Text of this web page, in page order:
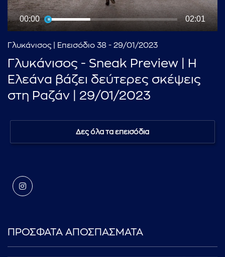
00:00 02:01
Γλυκάνισος | Επεισόδιο 38 - 29/01/2023
Γλυκάνισος - Sneak Preview | Η
Ελεάνα βάζει δεύτερες σκέψεις
στη Ραζάν | 29/01/2023
Δες όλα τα επεισόδια
ΠΡΟΣΦΑΤΑ ΑΠΟΣΠΑΣΜΑΤΑ